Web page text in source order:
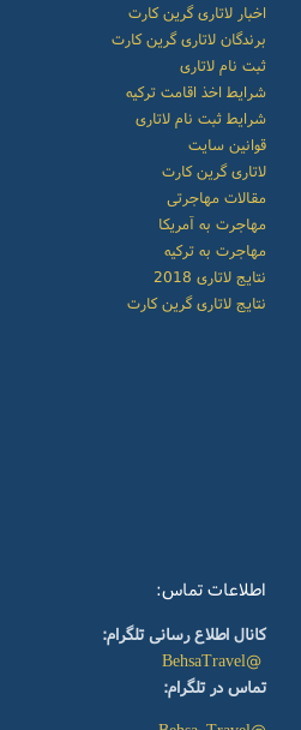
اخبار لاتاری گرین کارت
برندگان لاتاری گرین کارت
ثبت نام لاتاری
شرایط اخذ اقامت ترکیه
شرایط ثبت نام لاتاری
قوانین سایت
لاتاری گرین کارت
مقالات مهاجرتی
مهاجرت به آمریکا
مهاجرت به ترکیه
نتایج لاتاری 2018
نتایج لاتاری گرین کارت
اطلاعات تماس:
کانال اطلاع رسانی تلگرام:
@BehsaTravel
تماس در تلگرام: